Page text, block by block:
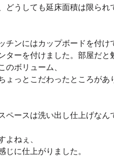
どうしても延床面積は限ら
ンにはカップボードを付け
ターを付けました。部屋だ
のボリューム、
っとこだわったところがあ
ースは洗い出し仕上げなん
よねぇ、
じに仕上がりました。